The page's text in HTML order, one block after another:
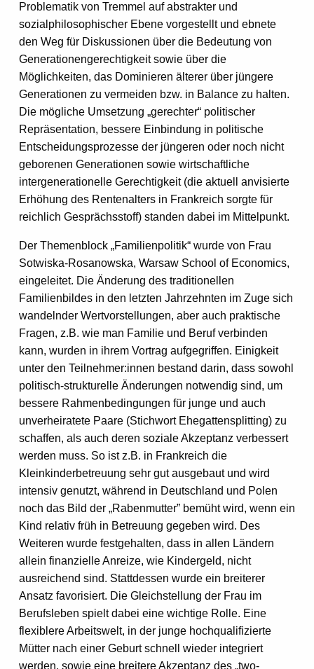
Problematik von Tremmel auf abstrakter und
sozialphilosophischer Ebene vorgestellt und ebnete
den Weg für Diskussionen über die Bedeutung von
Generationengerechtigkeit sowie über die
Möglichkeiten, das Dominieren älterer über jüngere
Generationen zu vermeiden bzw. in Balance zu halten.
Die mögliche Umsetzung „gerechter“ politischer
Repräsentation, bessere Einbindung in politische
Entscheidungsprozesse der jüngeren oder noch nicht
geborenen Generationen sowie wirtschaftliche
intergenerationelle Gerechtigkeit (die aktuell anvisierte
Erhöhung des Rentenalters in Frankreich sorgte für
reichlich Gesprächsstoff) standen dabei im Mittelpunkt.
Der Themenblock „Familienpolitik“ wurde von Frau
Sotwiska-Rosanowska, Warsaw School of Economics,
eingeleitet. Die Änderung des traditionellen
Familienbildes in den letzten Jahrzehnten im Zuge sich
wandelnder Wertvorstellungen, aber auch praktische
Fragen, z.B. wie man Familie und Beruf verbinden
kann, wurden in ihrem Vortrag aufgegriffen. Einigkeit
unter den Teilnehmer:innen bestand darin, dass sowohl
politisch-strukturelle Änderungen notwendig sind, um
bessere Rahmenbedingungen für junge und auch
unverheiratete Paare (Stichwort Ehegattensplitting) zu
schaffen, als auch deren soziale Akzeptanz verbessert
werden muss. So ist z.B. in Frankreich die
Kleinkinderbetreuung sehr gut ausgebaut und wird
intensiv genutzt, während in Deutschland und Polen
noch das Bild der „Rabenmutter” bemüht wird, wenn ein
Kind relativ früh in Betreuung gegeben wird. Des
Weiteren wurde festgehalten, dass in allen Ländern
allein finanzielle Anreize, wie Kindergeld, nicht
ausreichend sind. Stattdessen wurde ein breiterer
Ansatz favorisiert. Die Gleichstellung der Frau im
Berufsleben spielt dabei eine wichtige Rolle. Eine
flexiblere Arbeitswelt, in der junge hochqualifizierte
Mütter nach einer Geburt schnell wieder integriert
werden, sowie eine breitere Akzeptanz des „two-